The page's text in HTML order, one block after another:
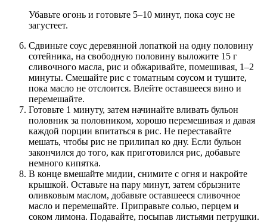
Убавьте огонь и готовьте 5–10 минут, пока соус не
загустеет.
Сдвиньте соус деревянной лопаткой на одну половину
сотейника, на свободную половину выложите 15 г
сливочного масла, рис и обжаривайте, помешивая, 1–2
минуты. Смешайте рис с томатным соусом и тушите,
пока масло не отслоится. Влейте оставшееся вино и
перемешайте.
Готовьте 1 минуту, затем начинайте вливать бульон
половник за половником, хорошо перемешивая и давая
каждой порции впитаться в рис. Не переставайте
мешать, чтобы рис не прилипал ко дну. Если бульон
закончился до того, как приготовился рис, добавьте
немного кипятка.
В конце вмешайте мидии, снимите с огня и накройте
крышкой. Оставьте на пару минут, затем сбрызните
оливковым маслом, добавьте оставшееся сливочное
масло и перемешайте. Приправьте солью, перцем и
соком лимона. Подавайте, посыпав листьями петрушки.